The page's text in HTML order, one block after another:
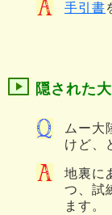
手引書
隠された
ムー大
けど、
地裏に
つ、試
ます。